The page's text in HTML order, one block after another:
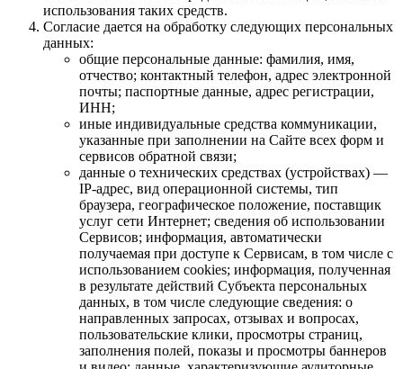
использования таких средств.
Согласие дается на обработку следующих персональных
данных:
общие персональные данные: фамилия, имя,
отчество; контактный телефон, адрес электронной
почты; паспортные данные, адрес регистрации,
ИНН;
иные индивидуальные средства коммуникации,
указанные при заполнении на Сайте всех форм и
сервисов обратной связи;
данные о технических средствах (устройствах) —
IP-адрес, вид операционной системы, тип
браузера, географическое положение, поставщик
услуг сети Интернет; сведения об использовании
Сервисов; информация, автоматически
получаемая при доступе к Сервисам, в том числе с
использованием cookies; информация, полученная
в результате действий Субъекта персональных
данных, в том числе следующие сведения: о
направленных запросах, отзывах и вопросах,
пользовательские клики, просмотры страниц,
заполнения полей, показы и просмотры баннеров